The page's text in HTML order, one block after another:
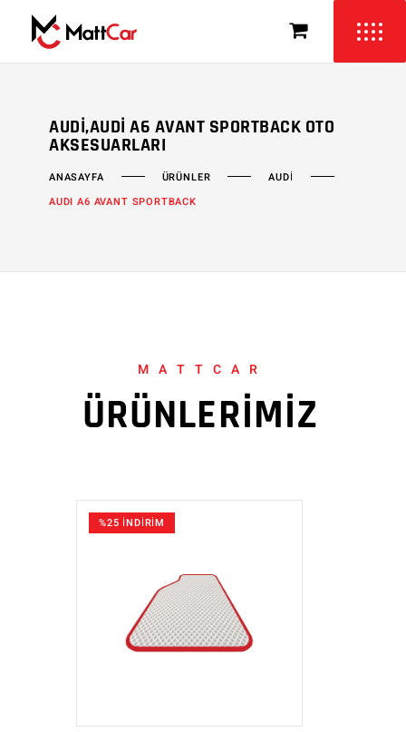
AUDI,AUDI A6 AVANT SPORTBACK OTO
AKSESUARLARI
ANASAYFA ÜRÜNLER
AUDİ
AUDI A6 AVANT SPORTBACK
MATTCAR
ÜRÜNLERİMİZ
%25 İNDİRİM
GÖZAT